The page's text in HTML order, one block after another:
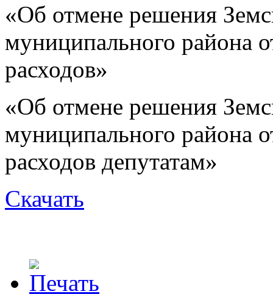
«Об отмене решения
муниципального района
расходов»
«Об отмене решения
муниципального района
расходов депутатам»
Скачать